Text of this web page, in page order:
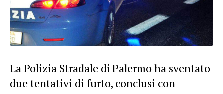
La Polizia Stradale di Palermo ha sventato
due tentativi di furto, conclusi con